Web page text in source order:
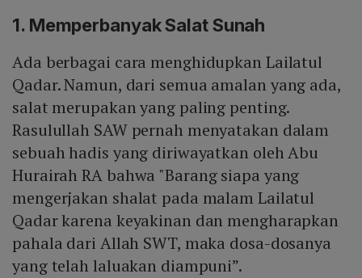
1. Memperbanyak Salat Sunah
Ada berbagai cara menghidupkan Lailatul
Qadar. Namun, dari semua amalan yang ada,
salat merupakan yang paling penting.
Rasulullah SAW pernah menyatakan dalam
sebuah hadis yang diriwayatkan oleh Abu
Hurairah RA bahwa "Barang siapa yang
mengerjakan shalat pada malam Lailatul
Qadar karena keyakinan dan mengharapkan
pahala dari Allah SWT, maka dosa-dosanya
yang telah laluakan diampuni”.